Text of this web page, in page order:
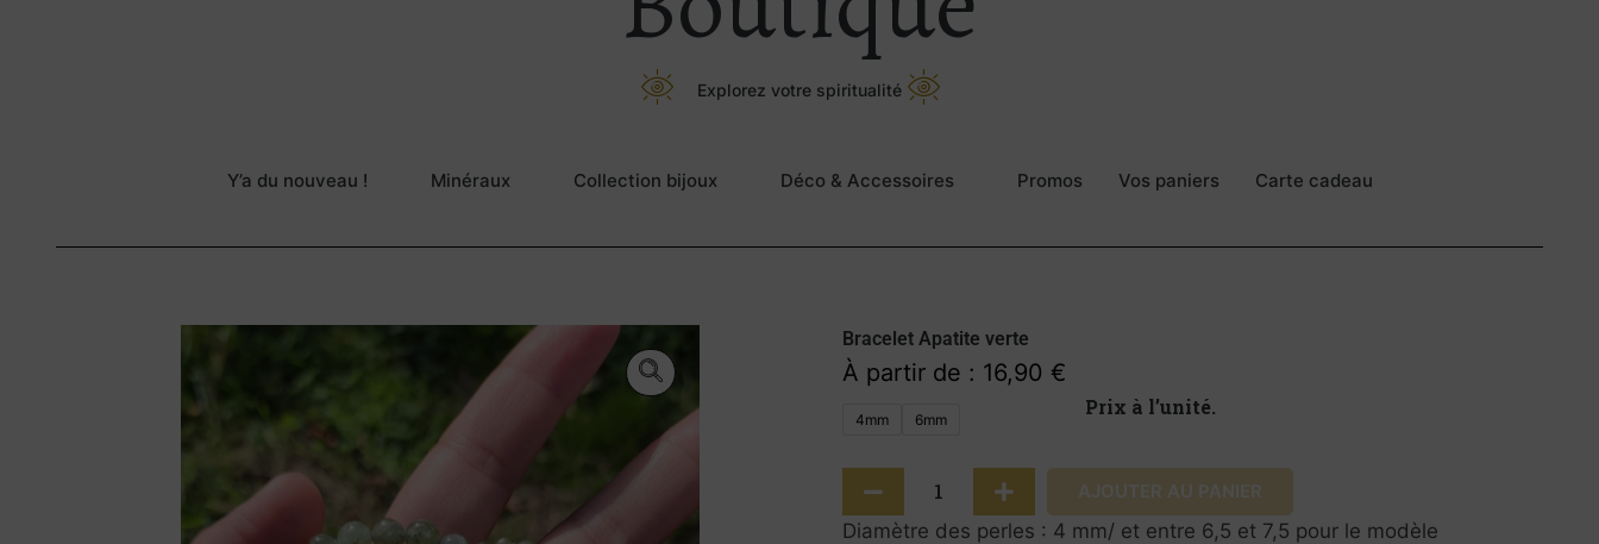
Explorez votre spiritualité
Y’a du nouveau ! Minéraux Collection bijoux Déco & Accessoires Promos Vos paniers Carte cadeau
Bracelet Apatite verte
À partir de : 16,90 €
Prix à l’unité.
4mm 6mm
AJOUTER AU PANIER
Diamètre des perles : 4 mm/ et entre 6,5 et 7,5 pour le modèle